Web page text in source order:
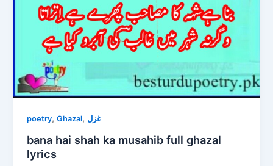
poetry,Ghazal, غزل
bana hai shah ka musahib full ghazal
lyrics